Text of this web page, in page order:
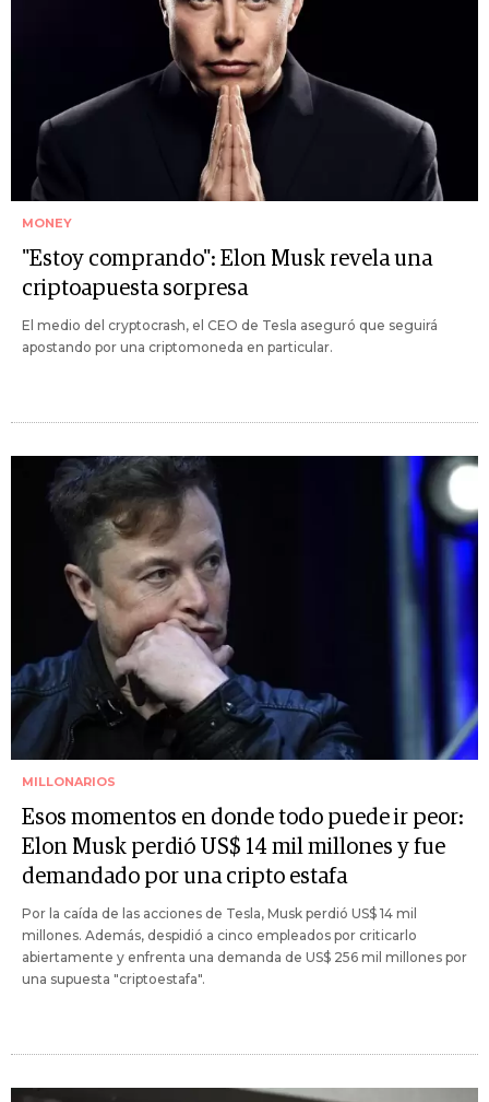
MONEY
"Estoy comprando": Elon Musk revela una
criptoapuesta sorpresa
El medio del cryptocrash, el CEO de Tesla aseguró que seguirá
apostando por una criptomoneda en particular.
MILLONARIOS
Esos momentos en donde todo puede ir peor:
Elon Musk perdió US$ 14 mil millones y fue
demandado por una cripto estafa
Por la caída de las acciones de Tesla, Musk perdió US$ 14 mil
millones. Además, despidió a cinco empleados por criticarlo
abiertamente y enfrenta una demanda de US$ 256 mil millones por
una supuesta "criptoestafa".